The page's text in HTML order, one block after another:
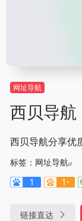
网址导航
西贝导航
西贝导航分享优
标签： 网址导航
1
1-
链接直达